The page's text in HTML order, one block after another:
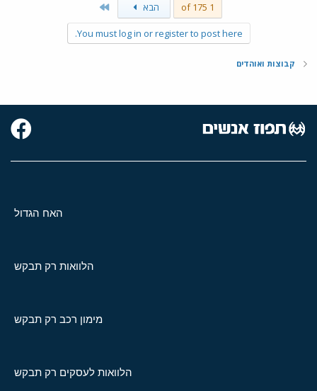
1 of 175 הבא
You must log in or register to post here.
קבוצות ואוהדים
האח הגדול
הלוואות רק תבקש
מימון רכב רק תבקש
הלוואות לעסקים רק תבקש